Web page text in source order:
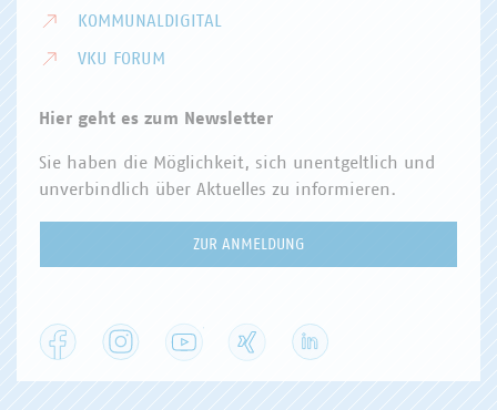
KOMMUNALDIGITAL
VKU FORUM
Hier geht es zum Newsletter
Sie haben die Möglichkeit, sich unentgeltlich und
unverbindlich über Aktuelles zu informieren.
ZUR ANMELDUNG
Facebook Instagram YouTube